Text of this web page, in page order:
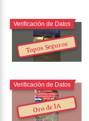
Topos Seguros
Verificación de Datos
Oro de IA
Verificación de Datos